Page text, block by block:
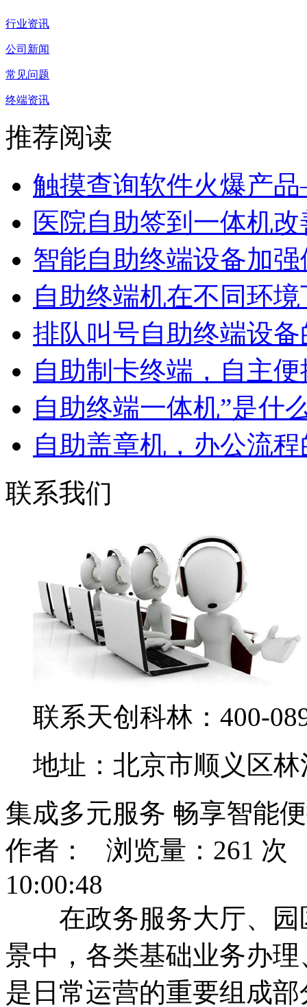
行业资讯
公司新闻
常见问题
终端资讯
推荐阅读
触摸查询软件火爆产
医院自助签到一体机
智能自助终端设备加强
自助终端机在不同环
排队叫号自助终端设
自助制卡终端，自主
自助终端一体机”是什
自助盖章机，办公流
联系我们
联系天创科林：400-
地址：北京市顺义区
集成多元服务 畅享智能
作者： 浏览量：261 次
10:00:48
在政务服务大厅、园
景中，各类基础业务办
是日常运营的重要组成